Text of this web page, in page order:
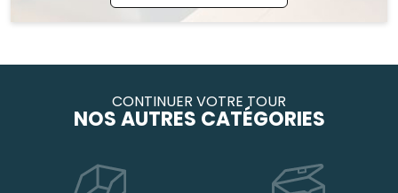
CONTINUER VOTRE TOUR
NOS AUTRES CATÉGORIES